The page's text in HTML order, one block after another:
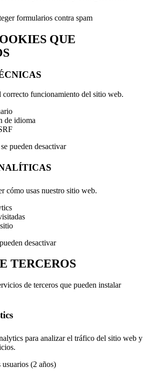
formularios contra spam
QUE
correcto funcionamiento del sitio web.
de idioma
pueden desactivar
cómo usas nuestro sitio web.
desactivar
TERCEROS
de terceros que pueden instalar
para analizar el tráfico del sitio web y
(2 años)